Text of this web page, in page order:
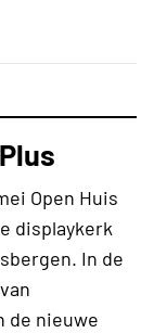
Open Huis
displaykerk
In de
de nieuwe